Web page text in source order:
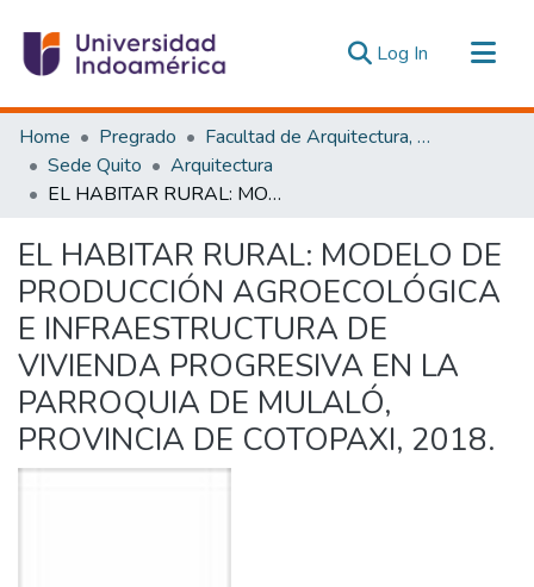
Log In (current)
Communities & Collections
All of DSpace
Statistics
Home Pregrado
Facultad de Arquitectura, Artes y Diseño
Sede Quito
Arquitectura
EL HABITAR RURAL: MODELO DE PRODUCCIÓN AGROECOLÓGICA E INFRAESTRUCTURA DE VIVIENDA PROGRESIVA EN LA PARROQUIA DE MULALÓ, PROVINCIA DE COTOPAXI, 2018.
EL HABITAR RURAL: MODELO DE
PRODUCCIÓN AGROECOLÓGICA
E INFRAESTRUCTURA DE
VIVIENDA PROGRESIVA EN LA
PARROQUIA DE MULALÓ,
PROVINCIA DE COTOPAXI, 2018.